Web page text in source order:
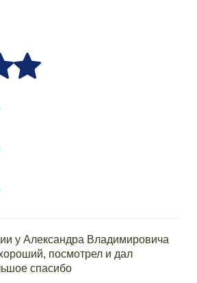
у Александра Владимировича
посмотрел и дал
спасибо